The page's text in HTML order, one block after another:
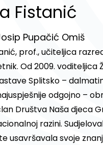
Fistanić
Pupačić Omiš
prof., učiteljica
Od 2009.
Splitsko –
odgojno –
Društva Naša djeca
razini.
usavršavala svoje